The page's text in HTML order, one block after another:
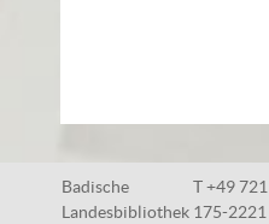
Badische
Landesbibliothek
T +49 721
175-2221